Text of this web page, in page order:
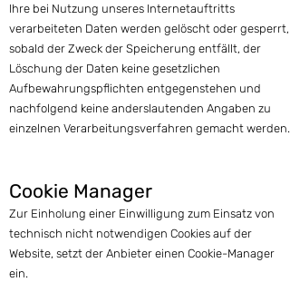
Ihre bei Nutzung unseres Internetauftritts
verarbeiteten Daten werden gelöscht oder gesperrt,
sobald der Zweck der Speicherung entfällt, der
Löschung der Daten keine gesetzlichen
Aufbewahrungspflichten entgegenstehen und
nachfolgend keine anderslautenden Angaben zu
einzelnen Verarbeitungsverfahren gemacht werden.
Cookie Manager
Zur Einholung einer Einwilligung zum Einsatz von
technisch nicht notwendigen Cookies auf der
Website, setzt der Anbieter einen Cookie-Manager
ein.